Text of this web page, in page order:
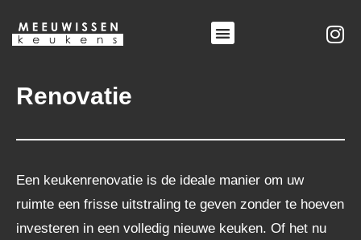
naar
de
Menu
Renovatie
Een keukenrenovatie is de ideale manier om uw
ruimte een frisse uitstraling te geven zonder te hoeven
investeren in een volledig nieuwe keuken. Of het nu